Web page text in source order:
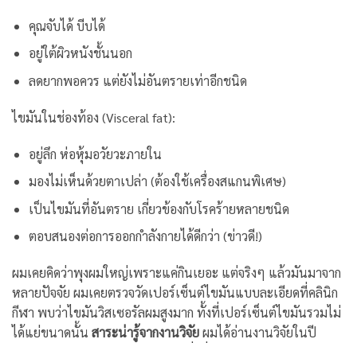
คุณจับได้ บีบได้
อยู่ใต้ผิวหนังชั้นนอก
ลดยากพอควร แต่ยังไม่อันตรายเท่าอีกชนิด
ไขมันในช่องท้อง (Visceral fat):
อยู่ลึก ห่อหุ้มอวัยวะภายใน
มองไม่เห็นด้วยตาเปล่า (ต้องใช้เครื่องสแกนพิเศษ)
เป็นไขมันที่อันตราย เกี่ยวข้องกับโรคร้ายหลายชนิด
ตอบสนองต่อการออกกำลังกายได้ดีกว่า (ข่าวดี!)
ผมเคยคิดว่าพุงผมใหญ่เพราะแค่กินเยอะ แต่จริงๆ แล้วมันมาจาก
หลายปัจจัย ผมเคยตรวจวัดเปอร์เซ็นต์ไขมันแบบละเอียดที่คลินิก
กีฬา พบว่าไขมันวิสเซอรัลผมสูงมาก ทั้งที่เปอร์เซ็นต์ไขมันรวมไม่
ได้แย่ขนาดนั้น สาระน่ารู้จากงานวิจัยผมได้อ่านงานวิจัยในปี